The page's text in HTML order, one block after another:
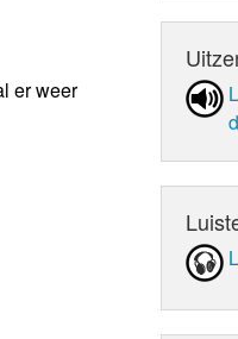
er weer